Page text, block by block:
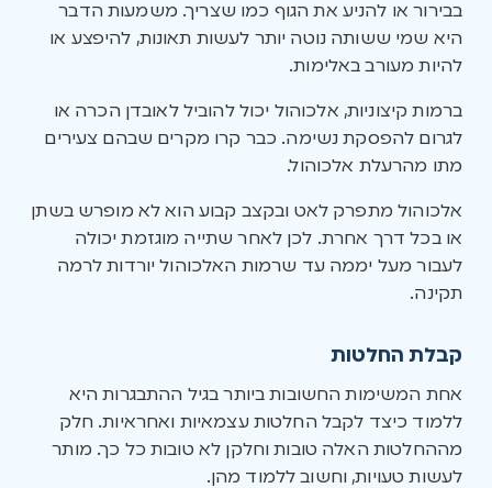
בבירור או להניע את הגוף כמו שצריך. משמעות הדבר
היא שמי ששותה נוטה יותר לעשות תאונות, להיפצע או
להיות מעורב באלימות.
ברמות קיצוניות, אלכוהול יכול להוביל לאובדן הכרה או
לגרום להפסקת נשימה. כבר קרו מקרים שבהם צעירים
מתו מהרעלת אלכוהול.
אלכוהול מתפרק לאט ובקצב קבוע הוא לא מופרש בשתן
או בכל דרך אחרת. לכן לאחר שתייה מוגזמת יכולה
לעבור מעל יממה עד שרמות האלכוהול יורדות לרמה
תקינה.
קבלת החלטות
אחת המשימות החשובות ביותר בגיל ההתבגרות היא
ללמוד כיצד לקבל החלטות עצמאיות ואחראיות. חלק
מההחלטות האלה טובות וחלקן לא טובות כל כך. מותר
לעשות טעויות, וחשוב ללמוד מהן.